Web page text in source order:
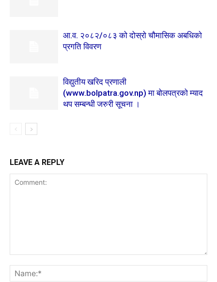
आ‍.व. २०८२/०८३ को दोस्राे चौमासिक अबधिकाे
प्रगति विवरण
विद्युतीय खरिद प्रणाली
(www.bolpatra.gov.np) मा बोलपत्रको म्याद
थप सम्बन्धी जरुरी सूचना ।
LEAVE A REPLY